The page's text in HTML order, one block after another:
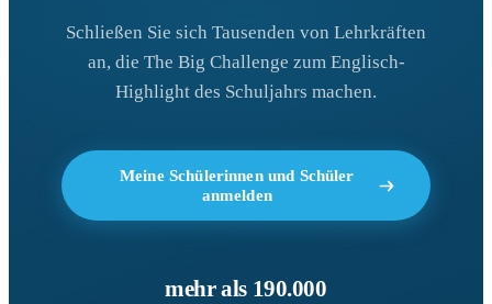
Schließen Sie sich Tausenden von Lehrkräften
an, die The Big Challenge zum Englisch-
Highlight des Schuljahrs machen.
Meine Schülerinnen und Schüler
anmelden
mehr als 190.000